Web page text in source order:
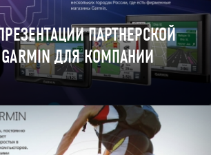
ПАРТНЕРСКОЙ
ДЛЯ КОМПАНИИ